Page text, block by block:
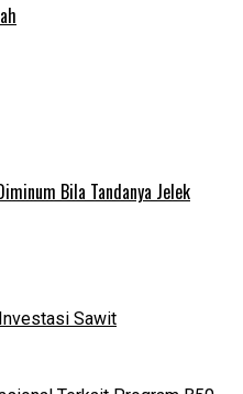
Bila Tandanya Jelek
Sawit